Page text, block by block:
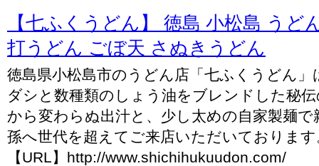
【七ふくうどん】 徳島 小松島 うど
打うどん ごぼ天 さぬきうどん
徳島県小松島市のうどん店「七ふくうどん
ダシと数種類のしょう油をブレンドした秘
から変わらぬ出汁と、少し太めの自家製麺
孫へ世代を超えてご来店いただいております
【URL】http://www.shichihukuudon.com/